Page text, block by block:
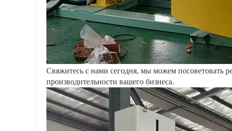
Свяжитесь с нами сегодня, мы можем посоветовать
производительности вашего бизнеса.